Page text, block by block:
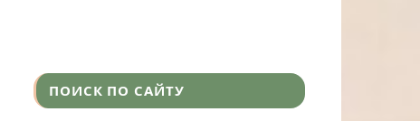
ПОИСК ПО САЙТУ